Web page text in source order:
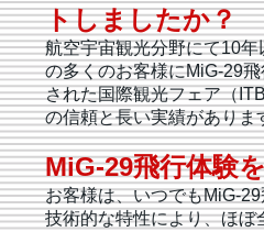
トしましたか？
航空宇宙観光分野にて10
の多くのお客様にMiG-29
された国際観光フェア（
の信頼と長い実績がありま
MiG-29飛行体験
お客様は、いつでもMiG-
技術的な特性により、ほ